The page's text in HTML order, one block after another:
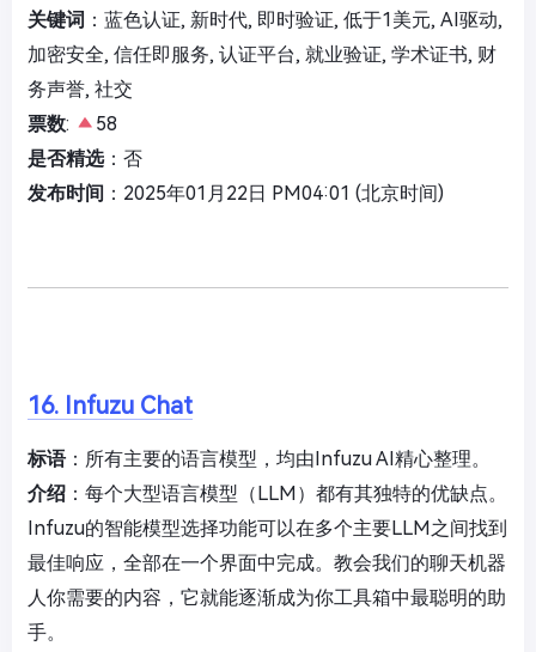
关键词 ：蓝色认证, 新时代, 即时验证, 低于1美元, AI驱动,
加密安全, 信任即服务, 认证平台, 就业验证, 学术证书, 财
务声誉, 社交
票数:
58
是否精选：否
发布时间 ：2025年01月22日 PM04:01 (北京时间)
16. Infuzu Chat
标语：所有主要的语言模型，均由Infuzu AI精心整理。
介绍 ：每个大型语言模型（LLM）都有其独特的优缺点。
Infuzu的智能模型选择功能可以在多个主要LLM之间找到
最佳响应，全部在一个界面中完成。教会我们的聊天机器
人你需要的内容，它就能逐渐成为你工具箱中最聪明的助
手。